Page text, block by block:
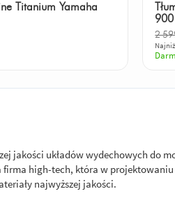
Titanium Yamaha
2
jakości układów wydechowych do
firma high-tech, która w
najwyższej jakości.